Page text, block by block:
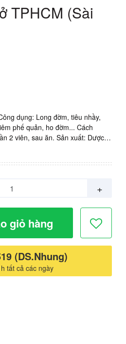
TPHCM (Sài
dụng: Long đờm, tiêu nhầy,
phế quản, ho đờm... Cách
2 viên, sau ăn. Sản xuất: Dược
+
giỏ hàng
(DS.Nhung)
tất cả các ngày